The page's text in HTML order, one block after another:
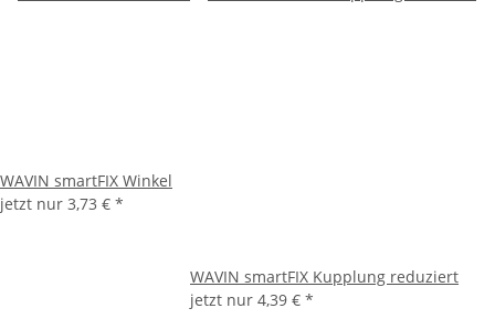
WAVIN smartFIX Winkel
jetzt nur 3,73 € *
WAVIN smartFIX Kupplung reduziert
jetzt nur 4,39 € *